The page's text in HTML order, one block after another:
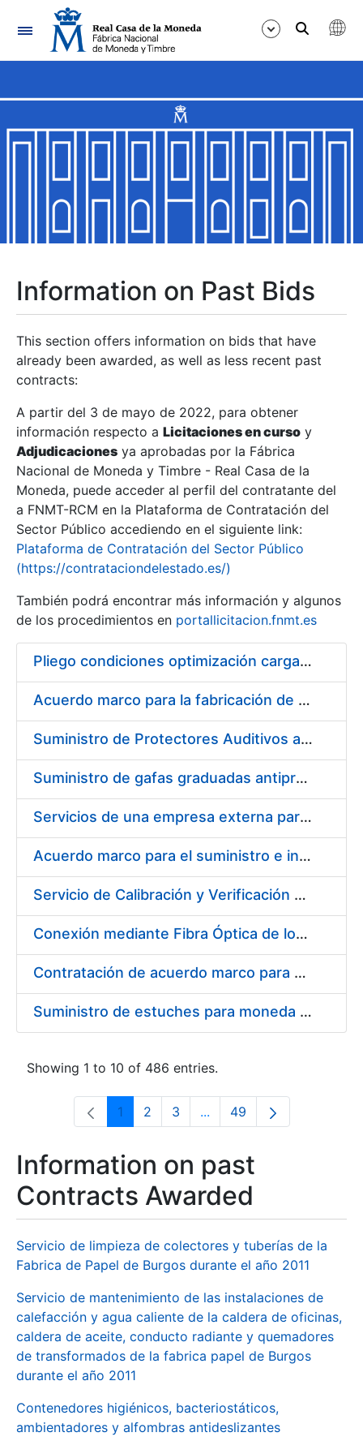
Navigation
Show/Hide
Show/Hide
Show/Hide
Show/Hide
Show/Hide
Show/Hide
Information on Past Bids
This section offers information on bids that have
already been awarded, as well as less recent past
contracts:
A partir del 3 de mayo de 2022, para obtener
información respecto a Licitaciones en curso y
Adjudicaciones ya aprobadas por la Fábrica
Nacional de Moneda y Timbre - Real Casa de la
Moneda, puede acceder al perfil del contratante del
a FNMT-RCM en la Plataforma de Contratación del
Sector Público accediendo en el siguiente link:
Plataforma de Contratación del Sector Público
(https://contrataciondelestado.es/)
También podrá encontrar más información y algunos
de los procedimientos en portallicitacion.fnmt.es
Pliego condiciones optimización cargas compras firmado
Acuerdo marco para la fabricación de piezas
Suministro de Protectores Auditivos a medida para las personas trabajadoras de los Centros de Trabajo de Madrid y Burgos
Suministro de gafas graduadas antiproyecciones para los trabajadores de la FNMT-RCM en los centros de trabajo de Madrid y Burgos
Servicios de una empresa externa para el asesoramiento y resolución de los recursos de alzada que se presentan relacionados con procesos de selección para la FNMT-RCM
Acuerdo marco para el suministro e instalación de persianas, estores y otros complementos
Servicio de Calibración y Verificación Externa de los Equipos de Medición del Servicio de Prevención de la FNMT-RCM
Conexión mediante Fibra Óptica de los Centros de Proceso de Datos (CPDs) de las sedes de la FNMT-RCM de Burgos y Madrid
Contratación de acuerdo marco para el Suministro de Material de Electricidad para la Fábrica Nacional de Moneda y Timbre-Real Casa de la Moneda en su centro de trabajo de Burgos
Suministro de estuches para moneda de 30 €
Showing 1 to 10 of 486 entries.
Page
1 Page
2 Page
3 ...Intermediate Pages Use
Page
49
Information on past
Contracts Awarded
Servicio de limpieza de colectores y tuberías de la
Fabrica de Papel de Burgos durante el año 2011
Servicio de mantenimiento de las instalaciones de
calefacción y agua caliente de la caldera de oficinas,
caldera de aceite, conducto radiante y quemadores
de transformados de la fabrica papel de Burgos
durante el año 2011
Contenedores higiénicos, bacteriostáticos,
ambientadores y alfombras antideslizantes